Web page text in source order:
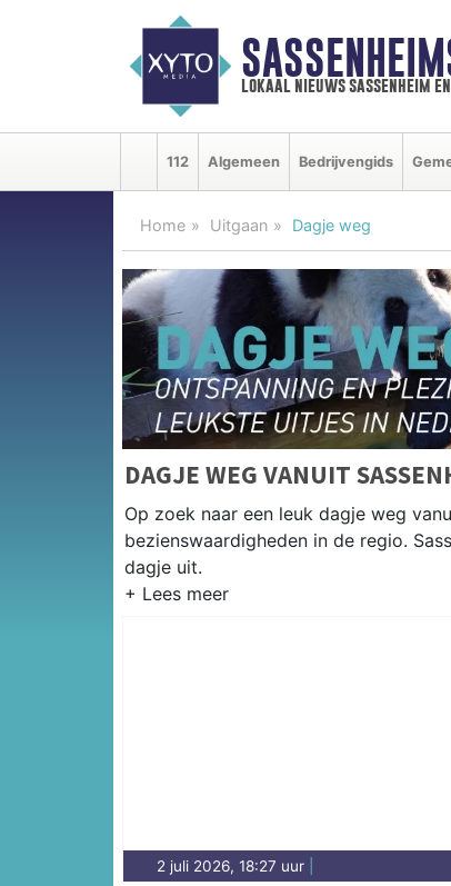
lokaal nieuws sassenheim
112 Algemeen Bedrijvengids
Home Uitgaan Dagje weg
DAGJE WEG VANUIT
Op zoek naar een leuk dagje weg
bezienswaardigheden in de regio.
dagje uit.
2 juli 2026, 18:27 uur